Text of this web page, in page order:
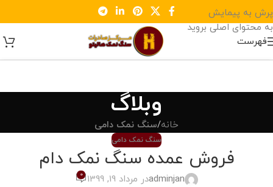
پرش به پیمایش
به محتوای اصلی بروید
فهرست
وبلاگ
خانه/سنگ نمک دامی
سنگ نمک دامی
فروش عمده سنگ نمک دام
adminjanدر مرداد 19, 1399 0